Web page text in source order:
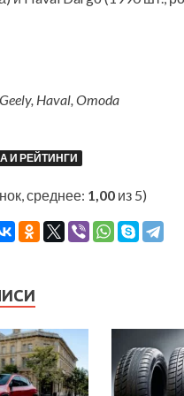
Haval, Omoda
И РЕЙТИНГИ
среднее: 1,00 из 5)